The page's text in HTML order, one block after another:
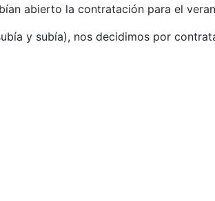
abierto la contratación para el
y subía), nos decidimos por